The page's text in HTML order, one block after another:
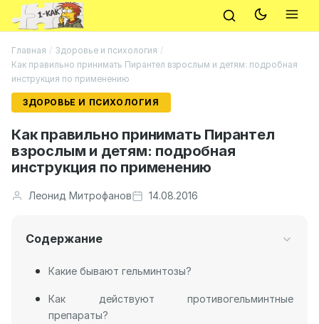
Главная / Здоровье и психология /
Как правильно принимать Пирантел взрослым и детям: подробная
инструкция по применению
ЗДОРОВЬЕ И ПСИХОЛОГИЯ
Как правильно принимать Пирантел
взрослым и детям: подробная
инструкция по применению
Леонид Митрофанов 14.08.2016
Содержание
Какие бывают гельминтозы?
Как действуют противогельминтные
препараты?